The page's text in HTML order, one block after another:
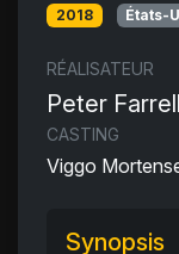
2018 États-
RÉALISATEUR
Peter
CASTING
Viggo
Synopsis